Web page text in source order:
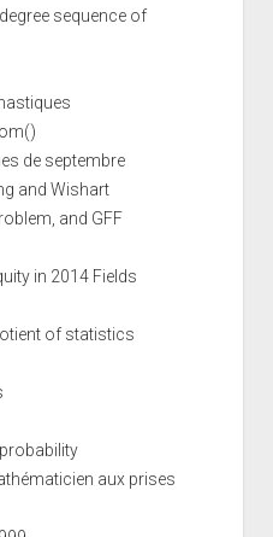
sequence of
de septembre
and Wishart
and GFF
in 2014 Fields
of statistics
aux prises